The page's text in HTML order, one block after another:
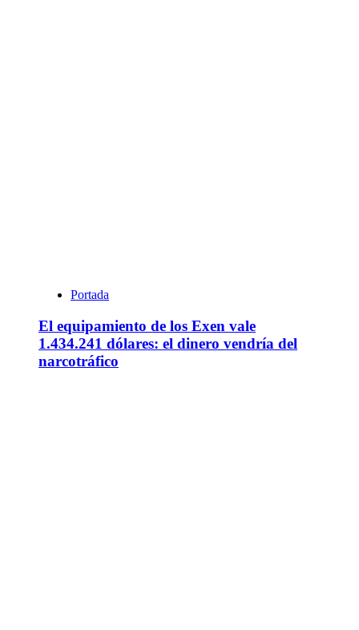
Portada
El equipamiento de los Exen vale
1.434.241 dólares: el dinero vendría del
narcotráfico